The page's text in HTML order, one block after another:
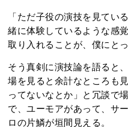
「ただ子役の演技を見てい
緒に体験しているような感
取り入れることが、僕にと
そう真剣に演技論を語ると
場を見ると余計なところも
ってないなとか」と冗談で
で、ユーモアがあって、サ
ロの片鱗が垣間見える。